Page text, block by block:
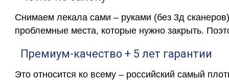
Снимаем лекала сами – руками (без 3д
проблемные места, которые нужно закрыть.
Премиум-качество + 5 лет гарантии
Это относится ко всему – российский самый